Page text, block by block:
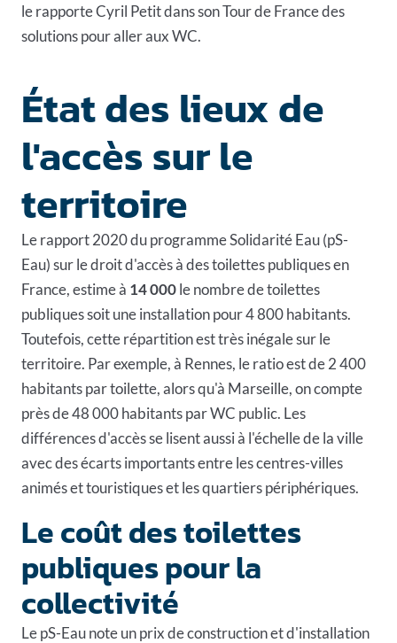
le rapporte Cyril Petit dans sonTour de France des
solutions pour aller aux WC.
État des lieux de
l'accès sur le
territoire
Le rapport 2020 du programme Solidarité Eau (pS-
Eau) sur le droit d'accès à des toilettes publiques en
France, estime à 14 000le nombre de toilettes
publiques soit une installation pour 4 800 habitants.
Toutefois, cette répartition est très inégale sur le
territoire. Par exemple, à Rennes, le ratio est de 2 400
habitants par toilette, alors qu'à Marseille, on compte
près de 48 000 habitants par WC public. Les
différences d'accès se lisent aussi à l'échelle de la ville
avec des écarts importants entre les centres-villes
animés et touristiques et les quartiers périphériques.
Le coût des toilettes
publiques pour la
collectivité
Le pS-Eau note un prix de construction et d'installation